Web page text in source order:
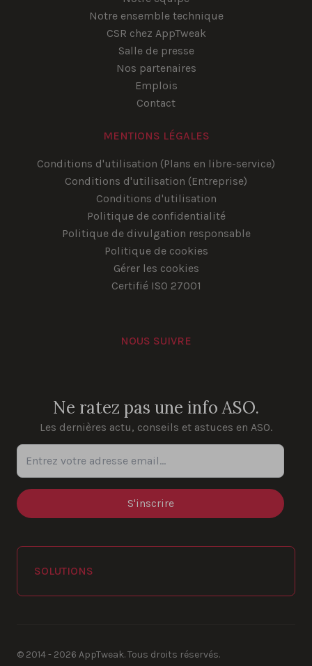
Notre ensemble technique
CSR chez AppTweak
Salle de presse
Nos partenaires
Emplois
Contact
MENTIONS LÉGALES
Conditions d'utilisation (Plans en libre-service)
Conditions d'utilisation (Entreprise)
Conditions d'utilisation
Politique de confidentialité
Politique de divulgation responsable
Politique de cookies
Gérer les cookies
Certifié ISO 27001
NOUS SUIVRE
Ne ratez pas une info ASO.
Les dernières actu, conseils et astuces en ASO.
Entrez votre adresse email...
SOLUTIONS
© 2014 - 2026 AppTweak. Tous droits réservés.